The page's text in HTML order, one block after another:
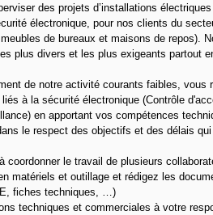
des projets d’installations
électronique, pour nos clients du
de bureaux et maisons de repos).
plus divers et les plus exigeants partout
de notre activité courants faibles, vous
à la sécurité électronique (Contrôle
en apportant vos compétences
le respect des objectifs et des délais
coordonner le travail de plusieurs
matériels et outillage et rédigez les
fiches techniques, …)
techniques et commerciales à votre